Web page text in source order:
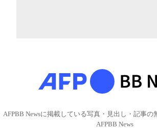
AFPBB Newsに掲載している写真・見出し・記事
AFPBB News